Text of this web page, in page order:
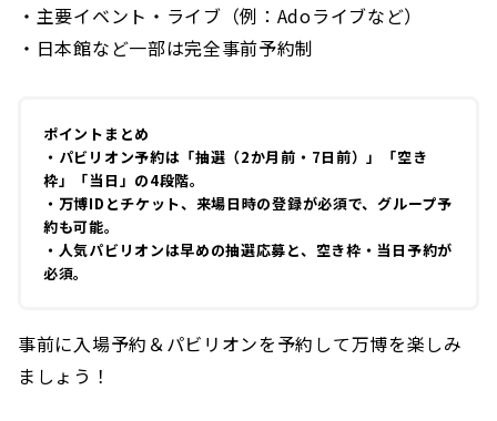
・主要イベント・ライブ（例：Adoライブなど）
・日本館など一部は完全事前予約制
ポイントまとめ
・パビリオン予約は「抽選（2か月前・7日前）」「空き
枠」「当日」の4段階。
・万博IDとチケット、来場日時の登録が必須で、グループ予
約も可能。
・人気パビリオンは早めの抽選応募と、空き枠・当日予約が
必須。
事前に入場予約＆パビリオンを予約して万博を楽しみ
ましょう！